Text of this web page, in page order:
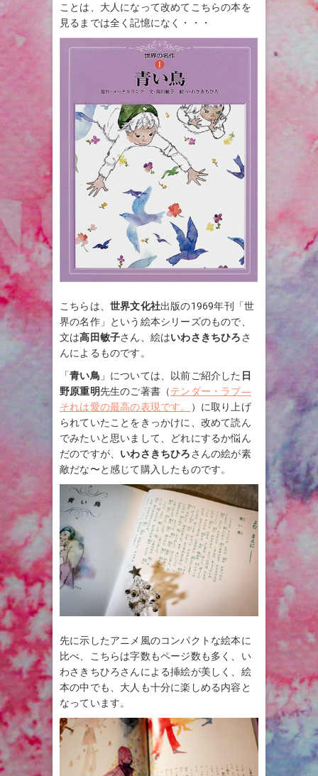
ことは、大人になって改めてこちらの本を
見るまでは全く記憶になく・・・
こちらは、 世界文化社出版の1969年刊「世
界の名作」という絵本シリーズのもので、
文は高田敏子さん、絵はいわさきちひろ さ
んによるものです。
「青い鳥 」については、以前ご紹介した 日
野原重明先生のご著書（テンダー・ラブ―
それは愛の最高の表現です。
）に取り上げ
られていたことをきっかけに、改めて読ん
でみたいと思いまして、どれにするか悩ん
だのですが、 いわさきちひろ さんの絵が素
敵だな〜と感じて購入したものです。
先に示したアニメ風のコンパクトな絵本に
比べ、こちらは字数もページ数も多く、い
わさきちひろさんによる挿絵が美しく、絵
本の中でも、大人も十分に楽しめる内容と
なっています。